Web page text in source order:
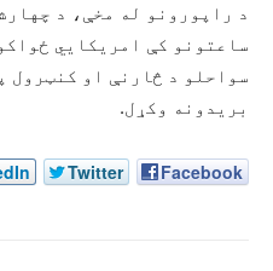
د راپورونو له مخې، د
ساعتونو کې امریکايي
سواحلو د څارنې او کنټرول
بریدونه وکړل.
Facebook
Twitter